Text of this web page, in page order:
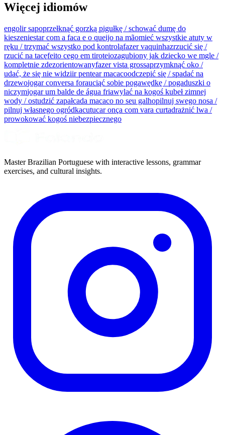
Więcej idiomów
engolir sapoprzełknąć gorzką pigułkę / schować dumę do
kieszeniestar com a faca e o queijo na mãomieć wszystkie atuty w
ręku / trzymać wszystko pod kontroląfazer vaquinhazrzucić się /
rzucić na tacęfeito cego em tiroteiozagubiony jak dziecko we mgle /
kompletnie zdezorientowanyfazer vista grossaprzymknąć oko /
udać, że się nie widziir pentear macacoodczepić się / spadać na
drzewojogar conversa forauciąć sobie pogawędkę / pogaduszki o
niczymjogar um balde de água friawylać na kogoś kubeł zimnej
wody / ostudzić zapałcada macaco no seu galhopilnuj swego nosa /
pilnuj własnego ogródkacutucar onça com vara curtadrażnić lwa /
prowokować kogoś niebezpiecznego
Master Brazilian Portuguese with interactive lessons, grammar
exercises, and cultural insights.